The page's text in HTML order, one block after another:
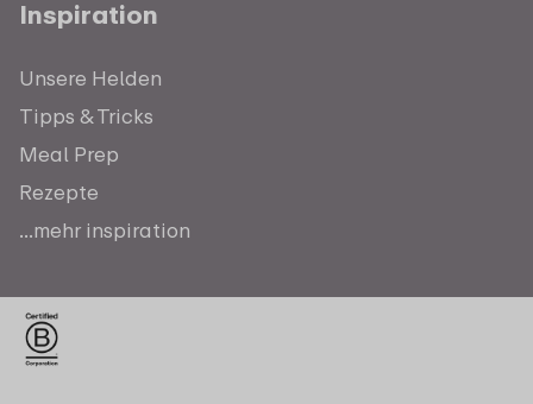
Inspiration
Unsere Helden
Tipps & Tricks
Meal Prep
Rezepte
...mehr inspiration